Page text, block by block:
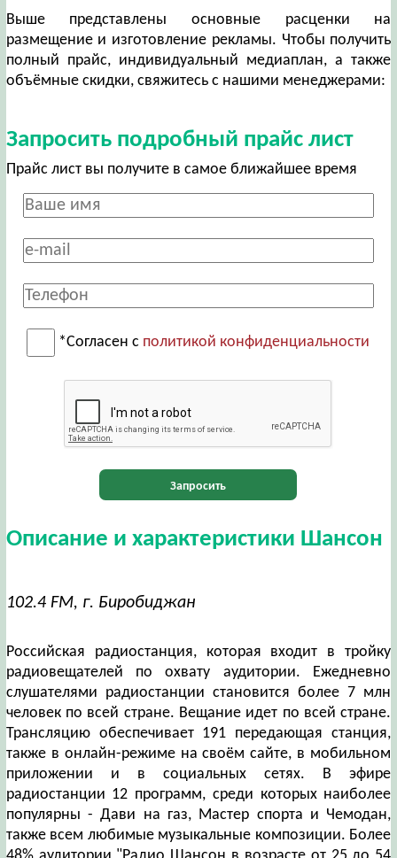
Выше представлены основные расценки на
размещение и изготовление рекламы. Чтобы получить
полный прайс, индивидуальный медиаплан, а также
объёмные скидки, свяжитесь с нашими менеджерами:
Запросить подробный прайс лист
Прайс лист вы получите в самое ближайшее время
*Согласен с политикой конфиденциальности
Запросить
Описание и характеристики Шансон
102.4 FM, г. Биробиджан
Российская радиостанция, которая входит в тройку
радиовещателей по охвату аудитории. Ежедневно
слушателями радиостанции становится более 7 млн
человек по всей стране. Вещание идет по всей стране.
Трансляцию обеспечивает 191 передающая станция,
также в онлайн-режиме на своём сайте, в мобильном
приложении и в социальных сетях. В эфире
радиостанции 12 программ, среди которых наиболее
популярны - Дави на газ, Мастер спорта и Чемодан,
также всем любимые музыкальные композиции. Более